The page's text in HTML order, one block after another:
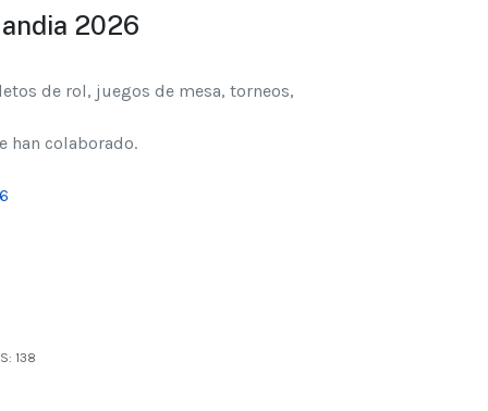
2026
de rol, juegos de mesa, torneos,
han colaborado.
138